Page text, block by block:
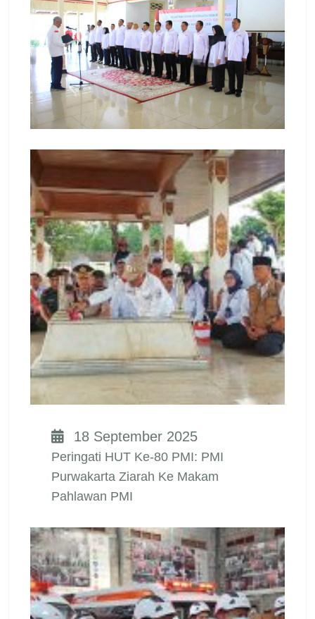
18 September 2025
Peringati HUT Ke-80 PMI: PMI
Purwakarta Ziarah Ke Makam
Pahlawan PMI